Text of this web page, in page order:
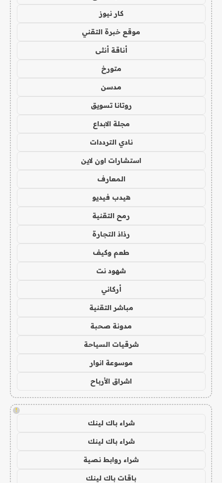
كار نيوز
موقع خبرة التقني
أناقة أنثى
متورخ
مدسن
روتانا تسويق
مجلة الابداع
نادي الترددات
استشارات اون لاين
المعارف
هيدب فيديو
رمح التقنية
رذاذ التجارة
طعم وكيف
شهود نت
أركاني
مباشر التقنية
مدونة صحبة
شرقيات السياحة
موسوعة انوار
اشراق الأرباح
!
شراء باك لينك
شراء باك لينك
شراء روابط نصية
باقات باك لينك